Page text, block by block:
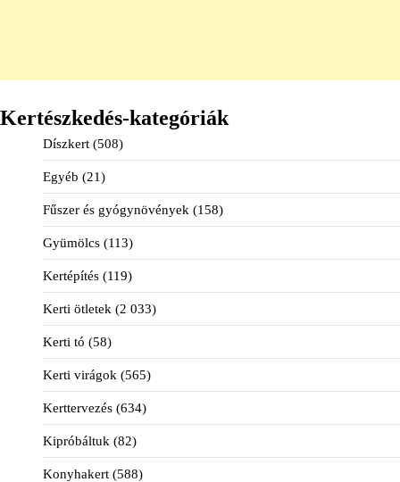
Kertészkedés-kategóriák
Díszkert (508)
Egyéb (21)
Fűszer és gyógynövények (158)
Gyümölcs (113)
Kertépítés (119)
Kerti ötletek (2 033)
Kerti tó (58)
Kerti virágok (565)
Kerttervezés (634)
Kipróbáltuk (82)
Konyhakert (588)